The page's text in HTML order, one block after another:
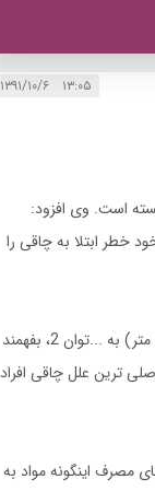
۱۳:۰۵ ۱۳۹۱/۱۰/۶
است. وی افزود:
خطر ابتلا به چاقی را
...
توان 2، بفهمند
ترین علل چاقی افراد
مصرف اینگونه مواد به